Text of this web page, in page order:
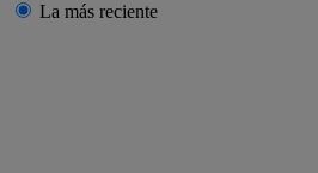
La más reciente